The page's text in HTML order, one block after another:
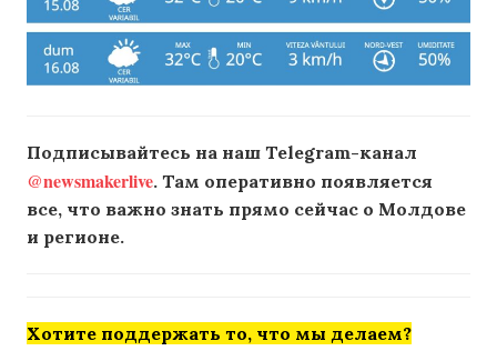
Подписывайтесь на наш Telegram-канал
@newsmakerlive. Там оперативно появляется
все, что важно знать прямо сейчас о Молдове
и регионе.
Хотите поддержать то, что мы делаем?